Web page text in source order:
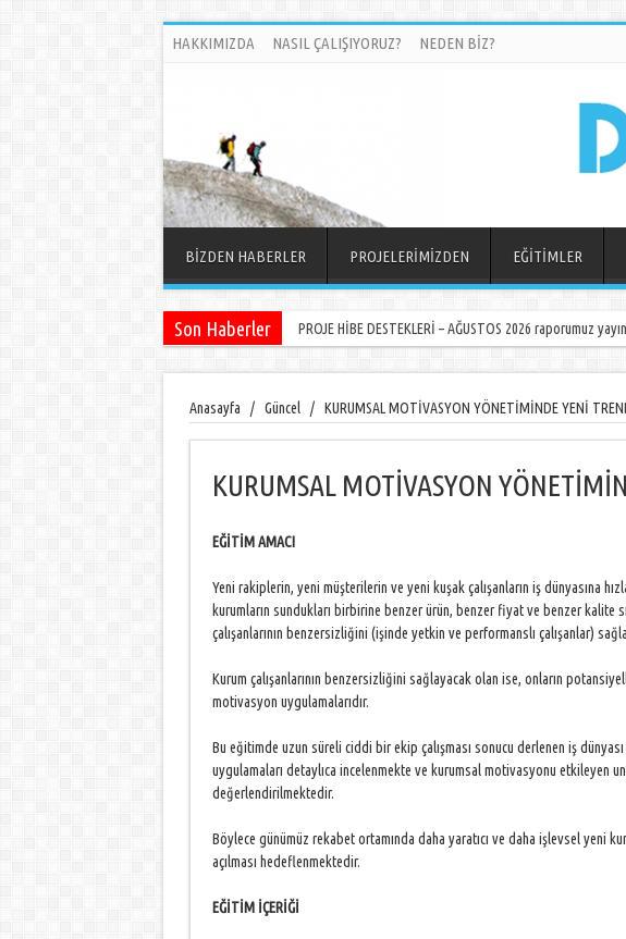
HAKKIMIZDA NASIL ÇALIŞIYORUZ? NEDEN BİZ?
BİZDEN HABERLER PROJELERİMİZDEN EĞİTİMLER
Son Haberler PROJE HİBE DESTEKLERİ – AĞUSTOS 2026 raporumuz
Anasayfa / Güncel / KURUMSAL MOTİVASYON YÖNETİMİNDE YENİ
KURUMSAL MOTİVASYON
EĞİTİM AMACI
Yeni rakiplerin, yeni müşterilerin ve yeni kuşak çalışanların iş dünyasına
kurumların sundukları birbirine benzer ürün, benzer fiyat ve benzer kalite
çalışanlarının benzersizliğini (işinde yetkin ve performanslı çalışanlar)
Kurum çalışanlarının benzersizliğini sağlayacak olan ise, onların
motivasyon uygulamalarıdır.
Bu eğitimde uzun süreli ciddi bir ekip çalışması sonucu derlenen iş
uygulamaları detaylıca incelenmekte ve kurumsal motivasyonu etkileyen
değerlendirilmektedir.
Böylece günümüz rekabet ortamında daha yaratıcı ve daha işlevsel yeni
açılması hedeflenmektedir.
EĞİTİM İÇERİĞİ